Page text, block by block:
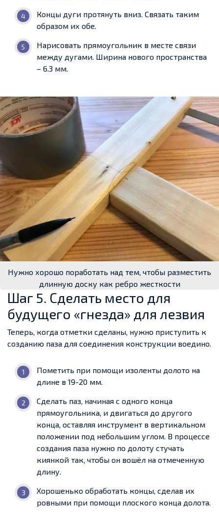
Концы дуги протянуть вниз. Связать таким
образом их обе.
Нарисовать прямоугольник в месте связи
между дугами. Ширина нового пространства
– 6.3 мм.
Нужно хорошо поработать над тем, чтобы разместить
длинную доску как ребро жесткости
Шаг 5. Сделать место для
будущего «гнезда» для лезвия
Теперь, когда отметки сделаны, нужно приступить к
созданию паза для соединения конструкции воедино.
Пометить при помощи изоленты долото на
длине в 19-20 мм.
Сделать паз, начиная с одного конца
прямоугольника, и двигаться до другого
конца, оставляя инструмент в вертикальном
положении под небольшим углом. В процессе
создания паза нужно по долоту стучать
киянкой так, чтобы он вошёл на отмеченную
длину.
Хорошенько обработать концы, сделав их
ровными при помощи плоского конца долота.